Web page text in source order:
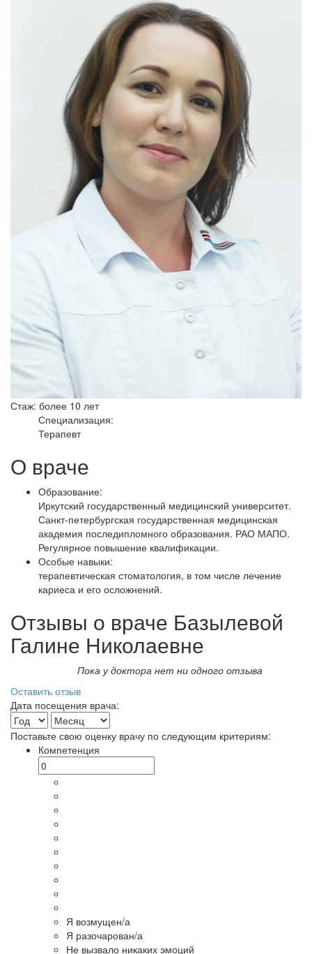
Стаж: более 10 лет
Специализация:
Терапевт
О враче
Образование:
Иркутский государственный медицинский университет.
Санкт-петербургская государственная медицинская
академия последипломного образования. РАО МАПО.
Регулярное повышение квалификации.
Особые навыки:
терапевтическая стоматология, в том числе лечение
кариеса и его осложнений.
Отзывы о враче Базылевой
Галине Николаевне
Пока у доктора нет ни одного отзыва
Оставить отзыв
Дата посещения врача:
Поставьте свою оценку врачу по следующим критериям:
Компетенция
Я возмущен/а
Я разочарован/а
Не вызвало никаких эмоций